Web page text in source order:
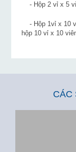
- Hộp 2 vỉ x 5
- Hộp 1vỉ x 10
hộp 10 vỉ x 10
CÁC